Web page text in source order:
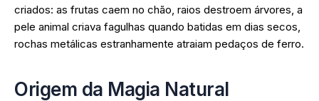
criados: as frutas caem no chão, raios destroem árvores, a
pele animal criava fagulhas quando batidas em dias secos,
rochas metálicas estranhamente atraiam pedaços de ferro.
Origem da Magia Natural